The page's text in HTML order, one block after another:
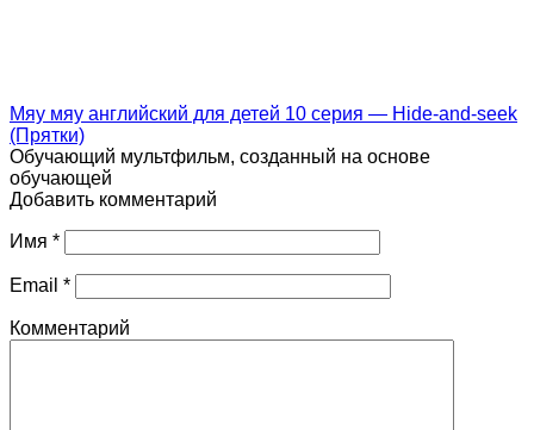
Мяу мяу английский для детей 10 серия — Hide-and-seek
(Прятки)
Обучающий мультфильм, созданный на основе
обучающей
Добавить комментарий
Имя *
Email *
Комментарий